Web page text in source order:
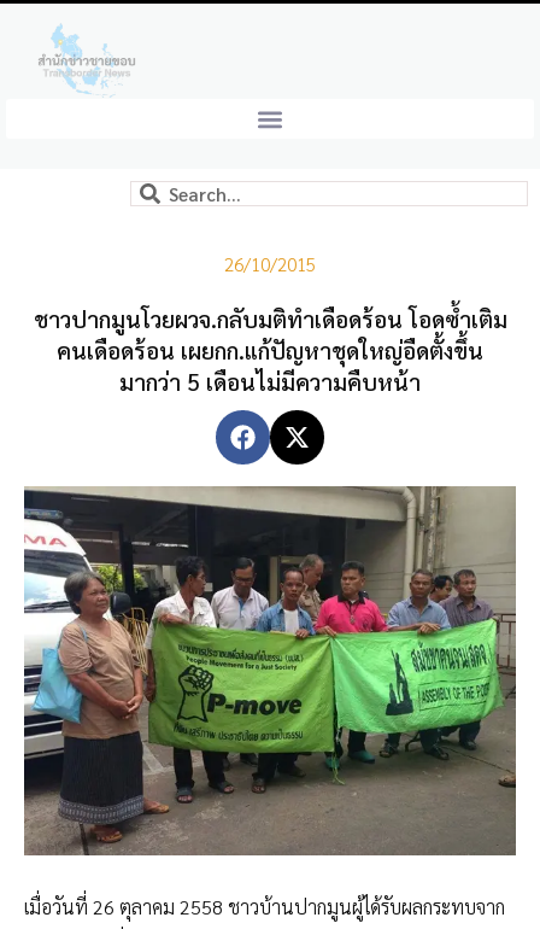
26/10/2015
ชาวปากมูนโวยผวจ.กลับมติทำเดือดร้อน โอดซ้ำเติม
คนเดือดร้อน เผยกก.แก้ปัญหาชุดใหญ่อืดตั้งขึ้น
มากว่า 5 เดือนไม่มีความคืบหน้า
เมื่อวันที่ 26 ตุลาคม 2558 ชาวบ้านปากมูนผู้ได้รับผลกระทบจาก